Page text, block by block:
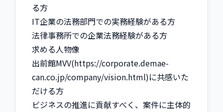
る方
IT企業の法務部門での実務経験がある方
法律事務所での企業法務経験がある方
求める人物像
出前館MVV(https://corporate.demae-
can.co.jp/company/vision.html)に共感いた
だける方
ビジネスの推進に貢献すべく、案件に主体的